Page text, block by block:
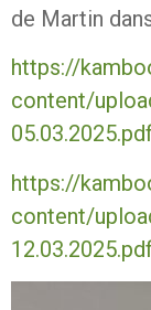
de Martin
https://
content/
https://
content/